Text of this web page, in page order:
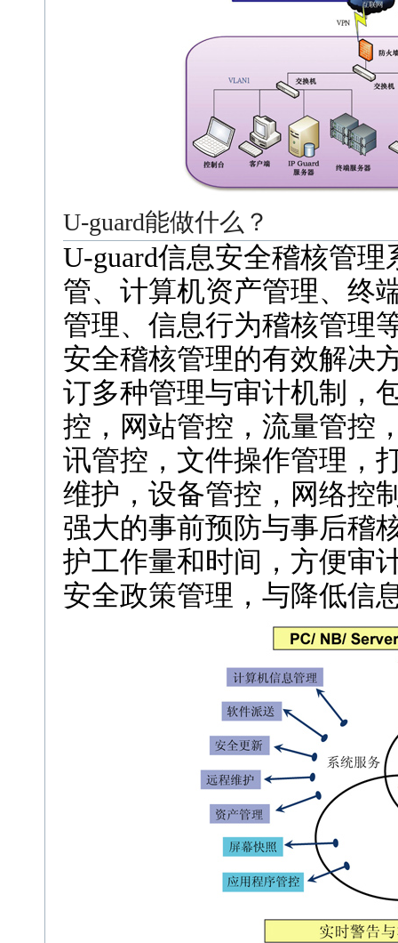
U-guard能做什么？
U-guard信息安全稽核管
管、计算机资产管理、终
管理、信息行为稽核管理
安全稽核管理的有效解决
订多种管理与审计机制，
控，网站管控，流量管控
讯管控，文件操作管理，
维护，设备管控，网络控
强大的事前预防与事后稽
护工作量和时间，方便审
安全政策管理，与降低信